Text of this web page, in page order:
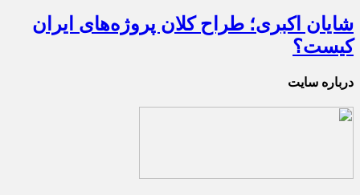
شایان اکبری؛ طراح کلان پروژه‌های ایران
کیست؟
درباره سایت